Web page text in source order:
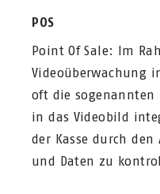
POS
Point Of Sale: Im
Videoüberwachung
oft die sogenannten
in das Videobild
der Kasse durch
und Daten zu